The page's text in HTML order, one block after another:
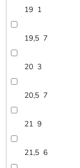
19 1
19,5 7
20 3
20,5 7
21 9
21,5 6